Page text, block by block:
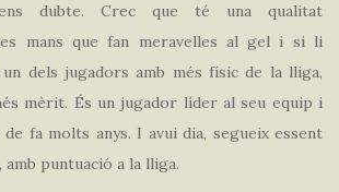
dubte. Crec que té una qualitat
mans que fan meravelles al gel i si li
dels jugadors amb més físic de la lliga,
mèrit. És un jugador líder al seu equip i
fa molts anys. I avui dia, segueix essent
puntuació a la lliga.